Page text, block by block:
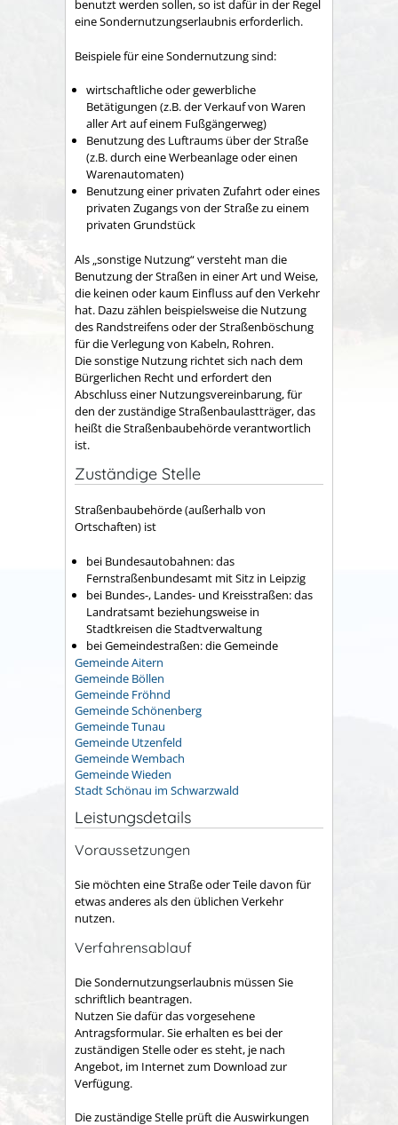
benutzt werden sollen, so ist dafür in der Regel
eine Sondernutzungserlaubnis erforderlich.
Beispiele für eine Sondernutzung sind:
wirtschaftliche oder gewerbliche
Betätigungen (z.B. der Verkauf von Waren
aller Art auf einem Fußgängerweg)
Benutzung des Luftraums über der Straße
(z.B. durch eine Werbeanlage oder einen
Warenautomaten)
Benutzung einer privaten Zufahrt oder eines
privaten Zugangs von der Straße zu einem
privaten Grundstück
Als „sonstige Nutzung“ versteht man die
Benutzung der Straßen in einer Art und Weise,
die keinen oder kaum Einfluss auf den Verkehr
hat. Dazu zählen beispielsweise die Nutzung
des Randstreifens oder der Straßenböschung
für die Verlegung von Kabeln, Rohren.
Die sonstige Nutzung richtet sich nach dem
Bürgerlichen Recht und erfordert den
Abschluss einer Nutzungsvereinbarung, für
den der zuständige Straßenbaulastträger, das
heißt die Straßenbaubehörde verantwortlich
ist.
Zuständige Stelle
Straßenbaubehörde (außerhalb von
Ortschaften) ist
bei Bundesautobahnen: das
Fernstraßenbundesamt mit Sitz in Leipzig
bei Bundes-, Landes- und Kreisstraßen: das
Landratsamt beziehungsweise in
Stadtkreisen die Stadtverwaltung
bei Gemeindestraßen: die Gemeinde
Gemeinde Aitern
Gemeinde Böllen
Gemeinde Fröhnd
Gemeinde Schönenberg
Gemeinde Tunau
Gemeinde Utzenfeld
Gemeinde Wembach
Gemeinde Wieden
Stadt Schönau im Schwarzwald
Leistungsdetails
Voraussetzungen
Sie möchten eine Straße oder Teile davon für
etwas anderes als den üblichen Verkehr
nutzen.
Verfahrensablauf
Die Sondernutzungserlaubnis müssen Sie
schriftlich beantragen.
Nutzen Sie dafür das vorgesehene
Antragsformular. Sie erhalten es bei der
zuständigen Stelle oder es steht, je nach
Angebot, im Internet zum Download zur
Verfügung.
Die zuständige Stelle prüft die Auswirkungen